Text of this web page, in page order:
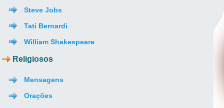
Steve Jobs
Tati Bernardi
William Shakespeare
Religiosos
Mensagens
Orações